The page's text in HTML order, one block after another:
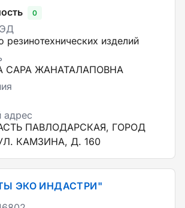
0
резинотехнических изделий
САРА ЖАНАТАЛАПОВНА
адрес
ПАВЛОДАРСКАЯ, ГОРОД
КАМЗИНА, Д. 160
ЭКО ИНДАСТРИ"